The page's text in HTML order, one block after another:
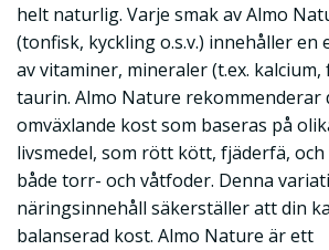
helt naturlig. Varje smak av Almo
(tonfisk, kyckling o.s.v.) innehåller
av vitaminer, mineraler (t.ex.
taurin. Almo Nature rekommenderar
omväxlande kost som baseras på
livsmedel, som rött kött, fjäderfä,
både torr- och våtfoder. Denna
näringsinnehåll säkerställer att din
balanserad kost. Almo Nature är ett